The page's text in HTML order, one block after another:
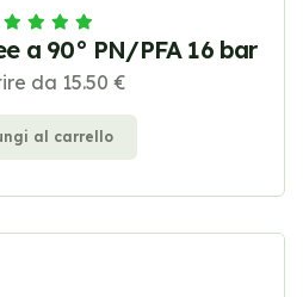
a 90° PN/PFA 16 bar
da 15.50 €
al carrello